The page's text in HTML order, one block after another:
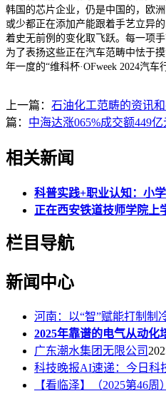
韩国的芯片企业，仍是中国的，欧
或少都正在添加产能跟着手艺立异
着史无前例的变化取飞跃。每一项
为了表扬这些正在汽车范畴中怯于
年一度的“维科杯·OFweek 2024汽车
上一篇： 石油化工范畴的资讯
篇： 中海达涨065%成交额449
相关新闻
科普实践+职业认知：小
正在西安铁道技师学院上
栏目导航
新闻中心
河南：以“智”赋能打制制
2025年靠谱的电气从动化
广东潮水集团无限公司
科技晚报AI速递：今日科
【看临泽】（2025第46周）